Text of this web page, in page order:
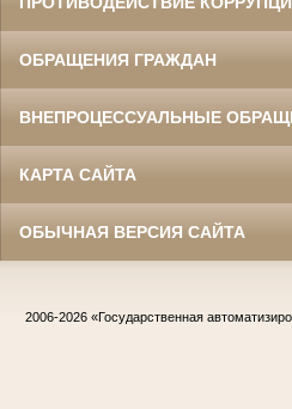
ОБРАЩЕНИЯ ГРАЖДАН
ВНЕПРОЦЕССУАЛЬНЫЕ
КАРТА САЙТА
ОБЫЧНАЯ ВЕРСИЯ САЙТА
2006-2026 «Государственная